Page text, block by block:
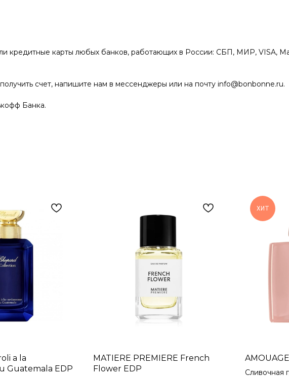
кредитные карты любых банков, работающих в России: СБП, МИР, VISA,
счет, напишите нам в мессенджеры или на почту info@bonbonne.ru.
Банка.
a la
Guatemala EDP
MATIERE PREMIERE French
Flower EDP
ХИТ
Сливочная